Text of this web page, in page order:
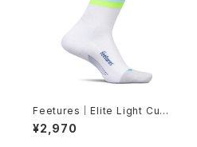
Feetures｜Elite Light Cush
ion Mini Crew -Candy Cour
t
¥2,970